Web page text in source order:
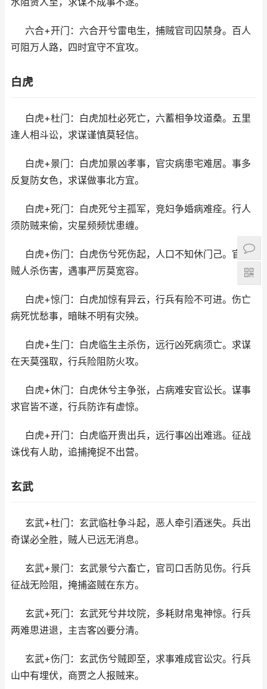
六合+开门：六合开兮雷电生，捕贼官司囚禁身。百人
可阻万人路，四时宜守不宜攻。
白虎
白虎+杜门：白虎加杜必死亡，六蓄相争坟道桑。五里
逢人相斗讼，求谋谨慎莫轻信。
白虎+景门：白虎加景凶孝事，官灾病患宅难居。事多
反复防女色，求谋做事北方宜。
白虎+死门：白虎死兮主孤军，竞妇争婚病难痊。行人
须防贼来偷，灾星频频忧患缠。
白虎+伤门：白虎伤兮死伤起，人口不知休门己。官司
贼人杀伤害，遇事严厉莫宽容。
白虎+惊门：白虎加惊有异云，行兵有险不可进。伤亡
病死忧愁事，暗昧不明有灾殃。
白虎+生门：白虎临生主杀伤，远行凶死病须亡。求谋
在天莫强取，行兵险阻防火攻。
白虎+休门：白虎休兮主争张，占病难安官讼长。谋事
求官皆不遂，行兵防诈有虚惊。
白虎+开门：白虎临开贵出兵，远行事凶出难逃。征战
诛伐有人助，追捕掩捉不出营。
玄武
玄武+杜门：玄武临杜争斗起，恶人牵引酒迷失。兵出
奇谋必全胜，贼人已远无消息。
玄武+景门：玄武景兮六畜亡，官司口舌防见伤。行兵
征战无险阻，掩捕盗贼在东方。
玄武+死门：玄武死兮井坟院，多耗财帛鬼神惊。行兵
两难思进退，主吉客凶要分清。
玄武+伤门：玄武伤兮贼即至，求事难成官讼灾。行兵
山中有埋伏，商贾之人报贼来。